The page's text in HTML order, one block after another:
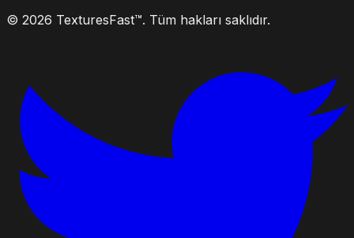
© 2026 TexturesFast™. Tüm hakları saklıdır.